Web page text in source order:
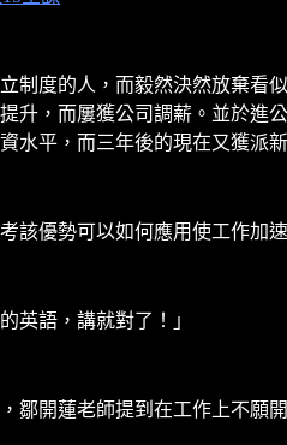
制度的人，而毅然決然放棄
，而屢獲公司調薪。並於
水平，而三年後的現在又獲派
該優勢可以如何應用使工作加
英語，講就對了！」
鄒開蓮老師提到在工作上不